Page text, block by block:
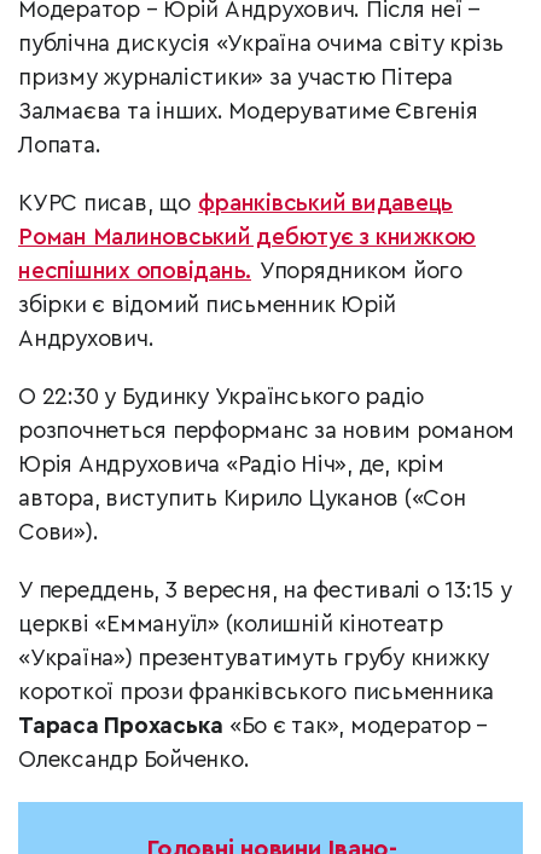
Модератор – Юрій Андрухович. Після неї −
публічна дискусія «Україна очима світу крізь
призму журналістики» за участю Пітера
Залмаєва та інших. Модеруватиме Євгенія
Лопата.
КУРС писав, що франківський видавець
Роман Малиновський дебютує з книжкою
неспішних оповідань. Упорядником його
збірки є відомий письменник Юрій
Андрухович.
О 22:30 у Будинку Українського радіо
розпочнеться перформанс за новим романом
Юрія Андруховича «Радіо Ніч», де, крім
автора, виступить Кирило Цуканов («Сон
Сови»).
У переддень, 3 вересня, на фестивалі о 13:15 у
церкві «Еммануїл» (колишній кінотеатр
«Україна») презентуватимуть грубу книжку
короткої прози франківського письменника
Тараса Прохаська «Бо є так», модератор –
Олександр Бойченко.